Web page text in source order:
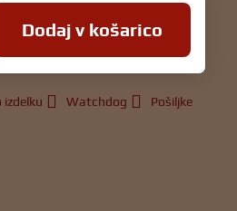
Dodaj v košarico
izdelku Watchdog Pošiljke